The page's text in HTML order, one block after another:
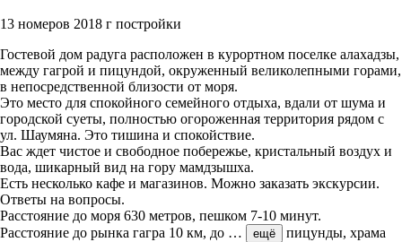
13 номеров 2018 г постройки
Гостевой дом радуга расположен в курортном поселке алахадзы,
между гагрой и пицундой, окруженный великолепными горами,
в непосредственной близости от моря.
Это место для спокойного семейного отдыха, вдали от шума и
городской суеты, полностью огороженная территория рядом с
ул. Шаумяна. Это тишина и спокойствие.
Вас ждет чистое и свободное побережье, кристальный воздух и
вода, шикарный вид на гору мамдзышха.
Есть несколько кафе и магазинов. Можно заказать экскурсии.
Ответы на вопросы.
Расстояние до моря 630 метров, пешком 7-10 минут.
Расстояние до рынка гагра 10 км, до … ещё
пицунды, храма